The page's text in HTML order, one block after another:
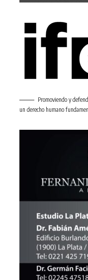
Promoviendo y
un derecho humano